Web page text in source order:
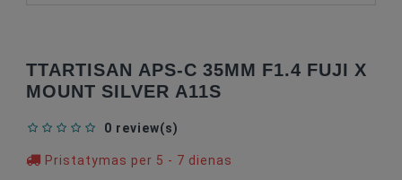
TTARTISAN APS-C 35MM F1.4 FUJI X
MOUNT SILVER A11S
0 review(s)
Pristatymas per 5 - 7 dienas